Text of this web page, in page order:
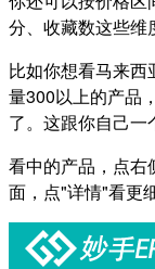
分、收藏数这些维
比如你想看马来
量300以上的产品
了。这跟你自己一
看中的产品，点
面，点"详情"看更